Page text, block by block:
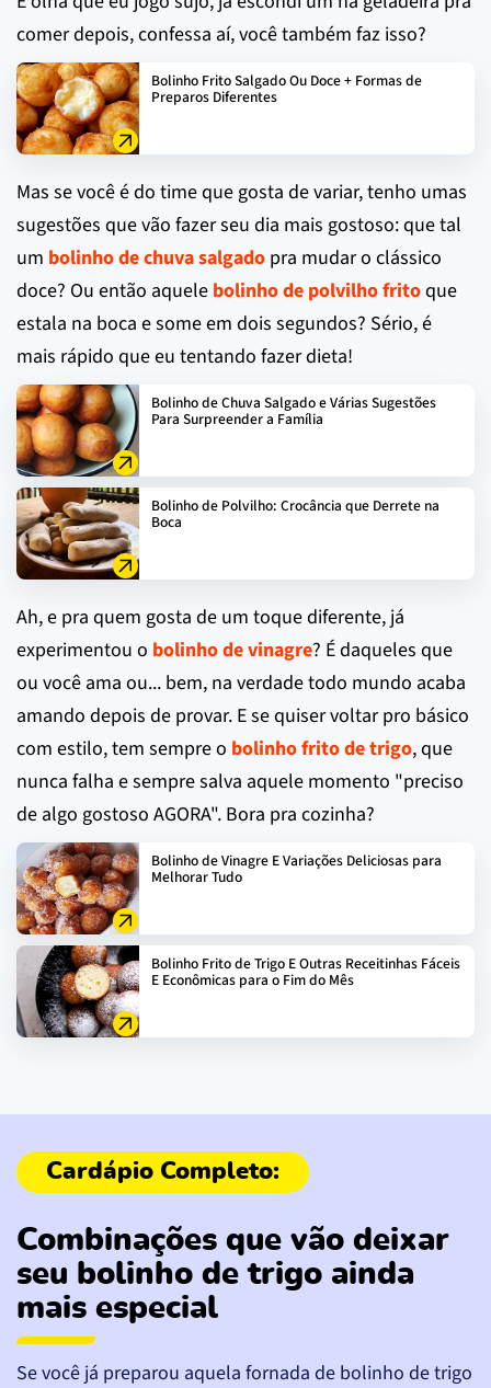
comer depois, confessa aí, você também faz isso?
Bolinho Frito Salgado Ou Doce + Formas de
Preparos Diferentes
Mas se você é do time que gosta de variar, tenho umas
sugestões que vão fazer seu dia mais gostoso: que tal
um bolinho de chuva salgado pra mudar o clássico
doce? Ou então aquele bolinho de polvilho fritoque
estala na boca e some em dois segundos? Sério, é
mais rápido que eu tentando fazer dieta!
Bolinho de Chuva Salgado e Várias Sugestões
Para Surpreender a Família
Bolinho de Polvilho: Crocância que Derrete na
Boca
Ah, e pra quem gosta de um toque diferente, já
experimentou o bolinho de vinagre? É daqueles que
ou você ama ou... bem, na verdade todo mundo acaba
amando depois de provar. E se quiser voltar pro básico
com estilo, tem sempre o bolinho frito de trigo, que
nunca falha e sempre salva aquele momento "preciso
de algo gostoso AGORA". Bora pra cozinha?
Bolinho de Vinagre E Variações Deliciosas para
Melhorar Tudo
Bolinho Frito de Trigo E Outras Receitinhas Fáceis
E Econômicas para o Fim do Mês
Combinações que vão deixar
seu bolinho de trigo ainda
mais especial
Se você já preparou aquela fornada de bolinho de trigo